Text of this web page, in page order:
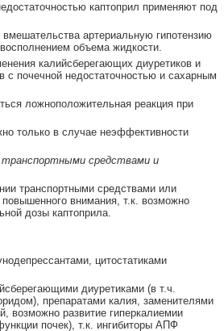
каптоприл применяют под
артериальную гипотензию
объема жидкости.
калийсберегающих диуретиков и
с почечной недостаточностью и сахарным
ложноположительная реакция при
только в случае неэффективности
транспортными средствами и
транспортными средствами или
внимания, т.к. возможно
дозы каптоприла.
цитостатиками
диуретиками (в т.ч.
препаратами калия, заменителями
развитие гиперкалиемии
почек), т.к. ингибиторы АПФ